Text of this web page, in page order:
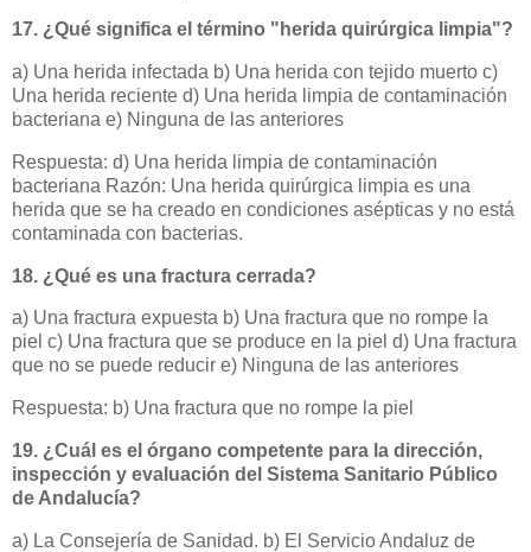
17. ¿Qué significa el término "herida quirúrgica limpia"?
a) Una herida infectada b) Una herida con tejido muerto c)
Una herida reciente d) Una herida limpia de contaminación
bacteriana e) Ninguna de las anteriores
Respuesta: d) Una herida limpia de contaminación
bacteriana Razón: Una herida quirúrgica limpia es una
herida que se ha creado en condiciones asépticas y no está
contaminada con bacterias.
18. ¿Qué es una fractura cerrada?
a) Una fractura expuesta b) Una fractura que no rompe la
piel c) Una fractura que se produce en la piel d) Una fractura
que no se puede reducir e) Ninguna de las anteriores
Respuesta: b) Una fractura que no rompe la piel
19. ¿Cuál es el órgano competente para la dirección,
inspección y evaluación del Sistema Sanitario Público
de Andalucía?
a) La Consejería de Sanidad. b) El Servicio Andaluz de